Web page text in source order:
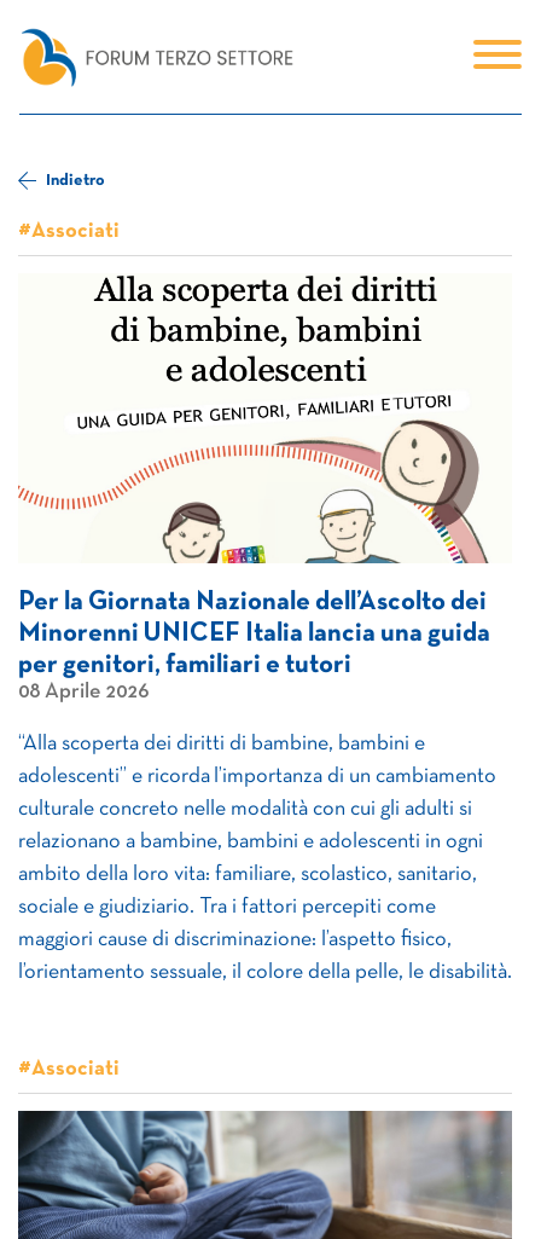
Indietro
#Associati
Per la Giornata Nazionale dell’Ascolto dei
Minorenni UNICEF Italia lancia una guida
per genitori, familiari e tutori
08 Aprile 2026
“Alla scoperta dei diritti di bambine, bambini e
adolescenti” e ricorda l’importanza di un cambiamento
culturale concreto nelle modalità con cui gli adulti si
relazionano a bambine, bambini e adolescenti in ogni
ambito della loro vita: familiare, scolastico, sanitario,
sociale e giudiziario. Tra i fattori percepiti come
maggiori cause di discriminazione: l’aspetto fisico,
l’orientamento sessuale, il colore della pelle, le disabilità.
#Associati